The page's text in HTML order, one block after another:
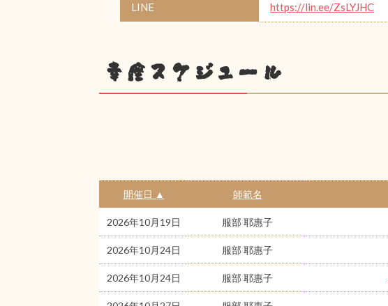
LINE https://lin.ee/ZsLYJHC
幸座スケジュール
開催日 ▲ 師範名
2026年10月19日 服部 耶惠子
2026年10月24日 服部 耶惠子
2026年10月24日 服部 耶惠子